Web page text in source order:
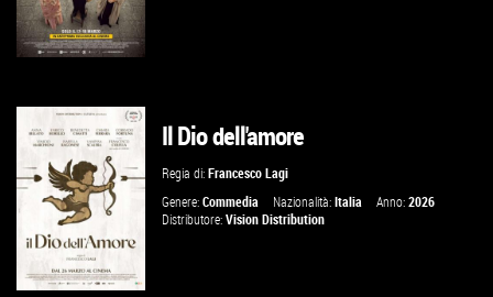
GUARDA IL TRAILER
VAI ALLA SCHEDA
Il Dio dell'amore
Regia di:Francesco Lagi
Genere:Commedia Nazionalità:Italia Anno:2026
Distributore:Vision Distribution